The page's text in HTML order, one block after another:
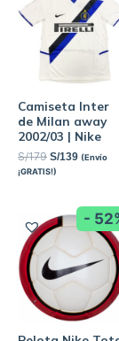
Camiseta Inter
de Milan away
2002/03 | Nike
S/179 S/139 (Envío
¡GRATIS!)
-